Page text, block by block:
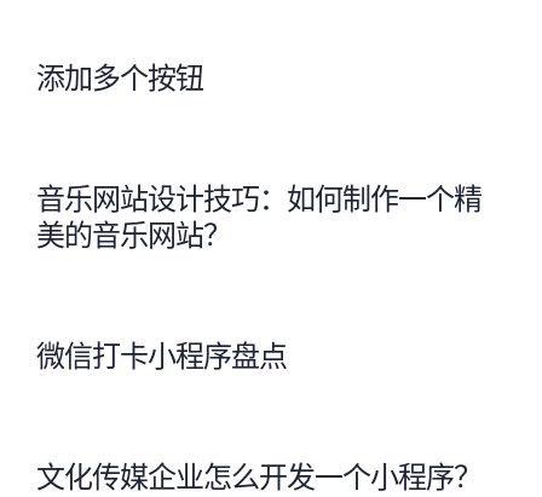
添加多个按钮
音乐网站设计技巧：如何制作一个精
美的音乐网站？
微信打卡小程序盘点
文化传媒企业怎么开发一个小程序？